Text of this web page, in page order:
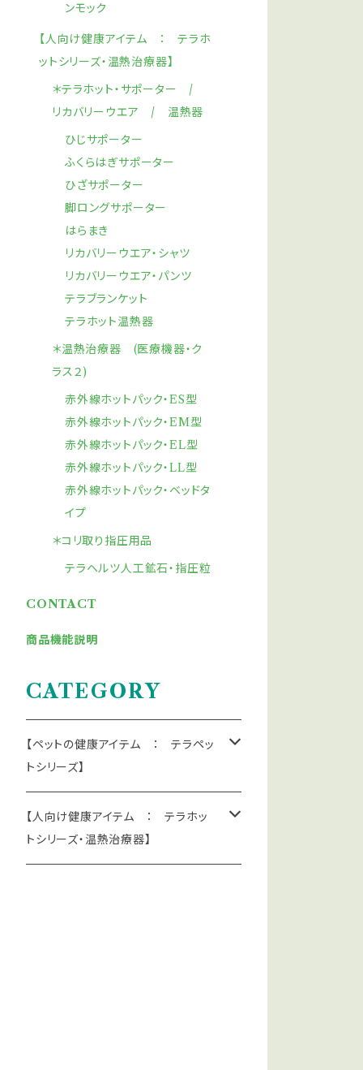
ンモック
【人向け健康アイテム ： テラホ
ットシリーズ・温熱治療器】
＊テラホット・サポーター /
リカバリーウエア / 温熱器
ひじサポーター
ふくらはぎサポーター
ひざサポーター
脚ロングサポーター
はらまき
リカバリーウエア・シャツ
リカバリーウエア・パンツ
テラブランケット
テラホット温熱器
＊温熱治療器 (医療機器・ク
ラス２)
赤外線ホットパック・ES型
赤外線ホットパック・EM型
赤外線ホットパック・EL型
赤外線ホットパック・LL型
赤外線ホットパック・ベッドタ
イプ
＊コリ取り指圧用品
テラヘルツ人工鉱石・指圧粒
CONTACT
商品機能説明
CATEGORY
【ペットの健康アイテム ： テラペッ
トシリーズ】
＊遠赤外線で血行促進：テラペット・
ケア・シリーズ
【人向け健康アイテム ： テラホッ
トシリーズ・温熱治療器】